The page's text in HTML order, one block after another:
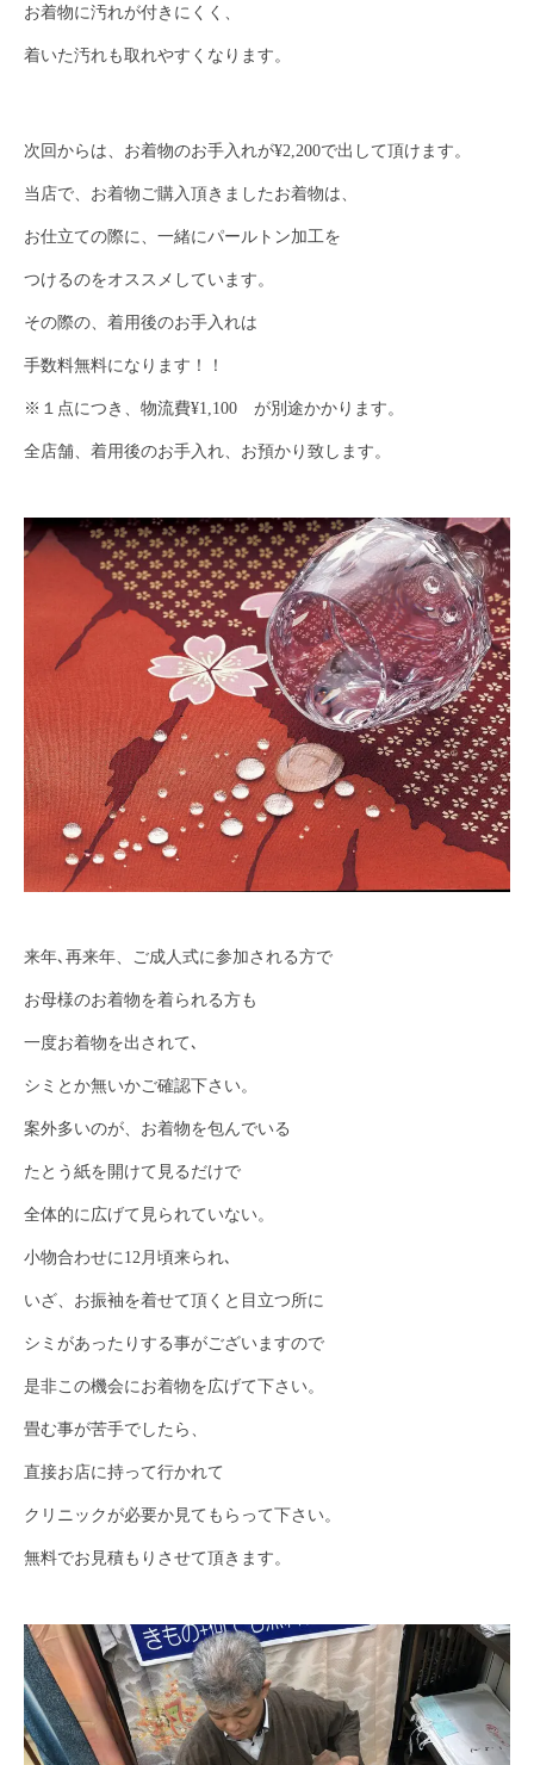
お着物に汚れが付きにくく、
着いた汚れも取れやすくなります。
次回からは、お着物のお手入れが¥2,200で出して頂けます。
当店で、お着物ご購入頂きましたお着物は、
お仕立ての際に、一緒にパールトン加工を
つけるのをオススメしています。
その際の、着用後のお手入れは
手数料無料になります！！
※１点につき、物流費¥1,100 が別途かかります。
全店舗、着用後のお手入れ、お預かり致します。
来年､再来年、ご成人式に参加される方で
お母様のお着物を着られる方も
一度お着物を出されて､
シミとか無いかご確認下さい。
案外多いのが、お着物を包んでいる
たとう紙を開けて見るだけで
全体的に広げて見られていない。
小物合わせに12月頃来られ､
いざ、お振袖を着せて頂くと目立つ所に
シミがあったりする事がございますので
是非この機会にお着物を広げて下さい。
畳む事が苦手でしたら、
直接お店に持って行かれて
クリニックが必要か見てもらって下さい。
無料でお見積もりさせて頂きます。